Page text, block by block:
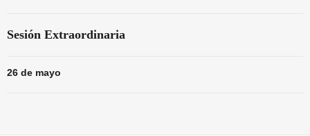
Sesión Extraordinaria
26 de mayo